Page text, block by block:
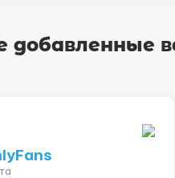
добавленные